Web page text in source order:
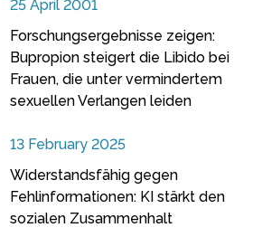
25 April 2001
Forschungsergebnisse zeigen:
Bupropion steigert die Libido bei
Frauen, die unter vermindertem
sexuellen Verlangen leiden
13 February 2025
Widerstandsfähig gegen
Fehlinformationen: KI stärkt den
sozialen Zusammenhalt